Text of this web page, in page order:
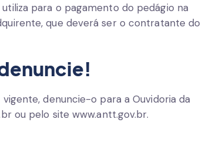
para o pagamento do pedágio na
que deverá ser o contratante do
denuncie-o para a Ouvidoria da
ou pelo site www.antt.gov.br.